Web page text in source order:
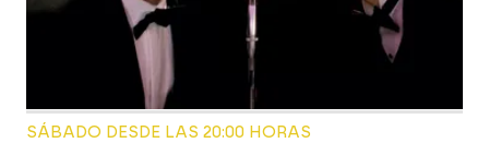
SÁBADO DESDE LAS 20:00 HORAS